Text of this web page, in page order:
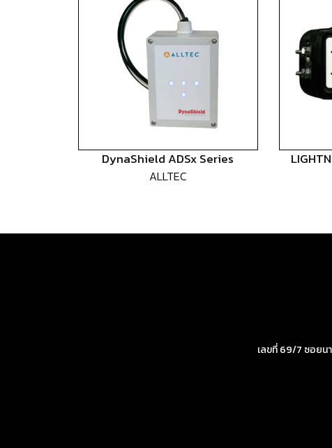
DynaShield ADSx Series
ALLTEC
เลขที่ 69/7 ซอยน